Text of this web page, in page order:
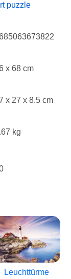
puzzle
x 68 cm
x 27 x 8.5 cm
kg
Leuchttürme